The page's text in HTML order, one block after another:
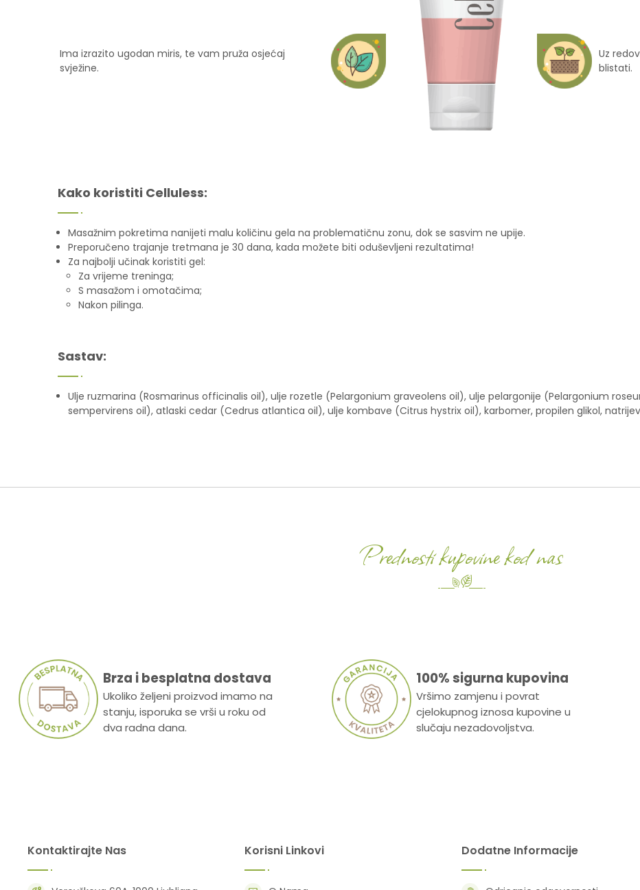
Ima izrazito ugodan miris, te vam pruža osjećaj
svježine.
Uz
blistati.
Kako koristiti Celluless:
Masažnim pokretima nanijeti malu količinu gela na problematičnu zonu, dok se sasvim ne upije.
Preporučeno trajanje tretmana je 30 dana, kada možete biti oduševljeni rezultatima!
Za najbolji učinak koristiti gel:
Za vrijeme treninga;
S masažom i omotačima;
Nakon pilinga.
Sastav:
Ulje ruzmarina (Rosmarinus officinalis oil), ulje rozetle (Pelargonium graveolens oil), ulje pelargonije (Pelargonium
sempervirens oil), atlaski cedar (Cedrus atlantica oil), ulje kombave (Citrus hystrix oil), karbomer, propilen glikol,
Prednosti kupovine kod nas
Brza i besplatna dostava
Ukoliko željeni proizvod imamo na
stanju, isporuka se vrši u roku od
dva radna dana.
100% sigurna kupovina
Vršimo zamjenu i povrat
cjelokupnog iznosa kupovine u
slučaju nezadovoljstva.
Kontaktirajte Nas Korisni Linkovi Dodatne Informacije